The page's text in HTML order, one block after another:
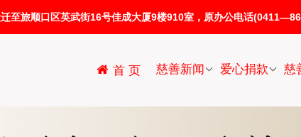
至旅顺口区英武街16号佳成大厦9楼910室，原办公电话
首 页 慈善新闻 爱心捐款 慈